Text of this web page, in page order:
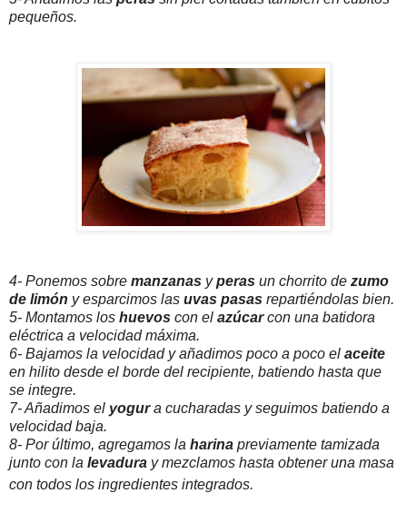
pequeños.
4- Ponemos sobre manzanas yperas un chorrito de zumo
de limón y esparcimos las uvas pasas repartiéndolas bien.
5- Montamos los huevos con el azúcarcon una batidora
eléctrica a velocidad máxima.
6- Bajamos la velocidad y añadimos poco a poco el aceite
en hilito desde el borde del recipiente, batiendo hasta que
se integre.
7- Añadimos el yogura cucharadas y seguimos batiendo a
velocidad baja.
8- Por último, agregamos la harina previamente tamizada
junto con la levadura y mezclamos hasta obtener una masa
con todos los ingredientes integrados.